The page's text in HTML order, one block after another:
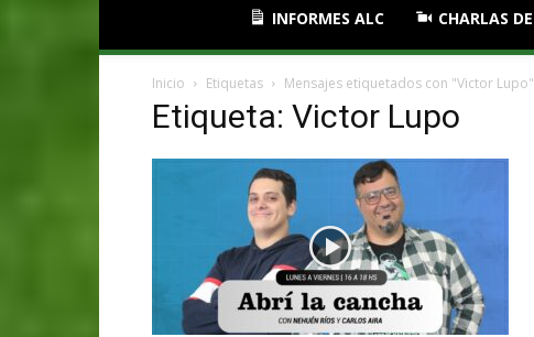
INFORMES ALC CHARLAS
Inicio Etiquetas Mensajes etiquetados con "Victor Lupo"
Etiqueta: Victor Lupo